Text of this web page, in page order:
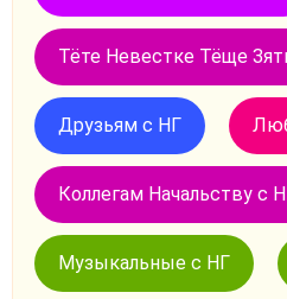
Тёте Невестке Тёще
Друзьям с НГ
Коллегам Начальству с
Музыкальные с НГ